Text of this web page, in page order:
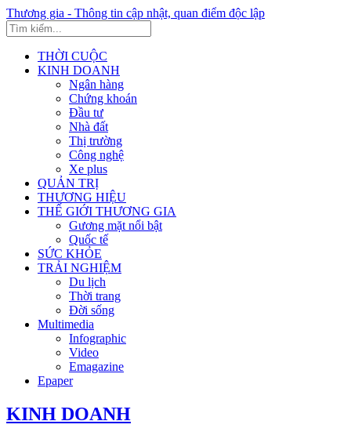
Thương gia - Thông tin cập nhật, quan điểm độc lập
THỜI CUỘC
KINH DOANH
Ngân hàng
Chứng khoán
Đầu tư
Nhà đất
Thị trường
Công nghệ
Xe plus
QUẢN TRỊ
THƯƠNG HIỆU
THẾ GIỚI THƯƠNG GIA
Gương mặt nổi bật
Quốc tế
SỨC KHỎE
TRẢI NGHIỆM
Du lịch
Thời trang
Đời sống
Multimedia
Infographic
Video
Emagazine
Epaper
KINH DOANH